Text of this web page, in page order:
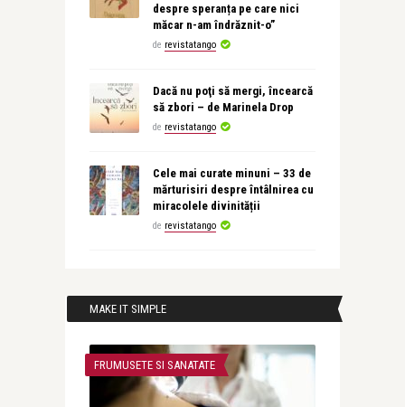
despre speranța pe care nici
măcar n-am îndrăznit-o”
de revistatango
Dacă nu poţi să mergi, încearcă
să zbori – de Marinela Drop
de revistatango
Cele mai curate minuni – 33 de
mărturisiri despre întâlnirea cu
miracolele divinității
de revistatango
MAKE IT SIMPLE
FRUMUSETE SI SANATATE